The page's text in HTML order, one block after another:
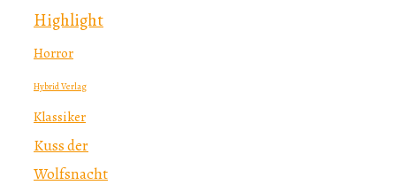
Highlight
Horror
Hybrid Verlag
Klassiker
Kuss der
Wolfsnacht